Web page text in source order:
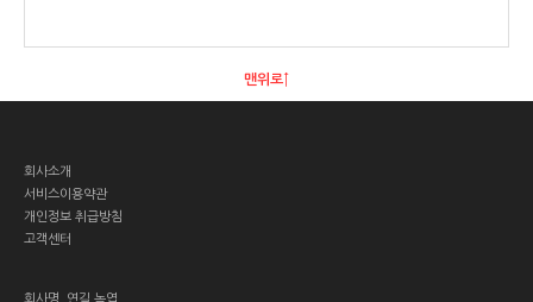
맨위로↑
회사소개
서비스이용약관
개인정보 취급방침
고객센터
회사명. 연길 녹엽